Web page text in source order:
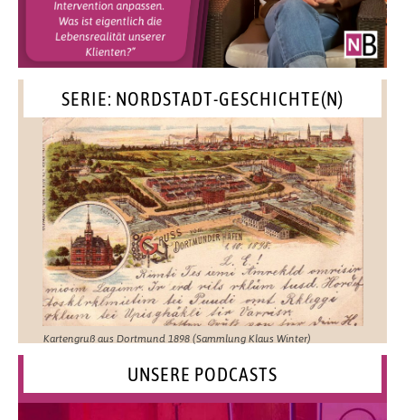
SERIE: NORDSTADT-GESCHICHTE(N)
Kartengruß aus Dortmund 1898 (Sammlung Klaus Winter)
UNSERE PODCASTS